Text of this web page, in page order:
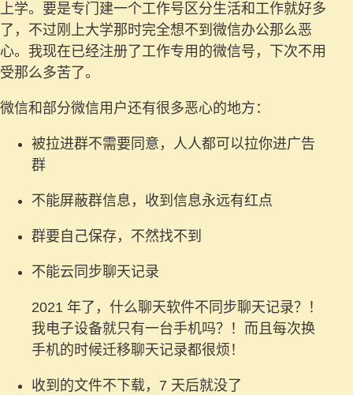
上学。要是专门建一个工作号区分生活和工作就好多
了，不过刚上大学那时完全想不到微信办公那么恶
心。我现在已经注册了工作专用的微信号，下次不用
受那么多苦了。
微信和部分微信用户还有很多恶心的地方：
被拉进群不需要同意，人人都可以拉你进广告
群
不能屏蔽群信息，收到信息永远有红点
群要自己保存，不然找不到
不能云同步聊天记录
2021 年了，什么聊天软件不同步聊天记录？！
我电子设备就只有一台手机吗？！而且每次换
手机的时候迁移聊天记录都很烦！
收到的文件不下载，7 天后就没了